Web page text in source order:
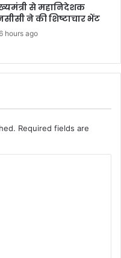
से महानिदेशक
ने की शिष्टाचार भेंट
hours ago
Required fields are